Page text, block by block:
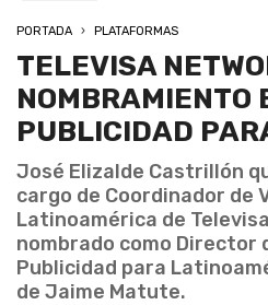
PORTADA PLATAFORMAS
TELEVISA
NOMBRAMIENTO
PUBLICIDAD
José Elizalde Castrillón
cargo de Coordinador de
Latinoamérica de
nombrado como Director
Publicidad para
de Jaime Matute.